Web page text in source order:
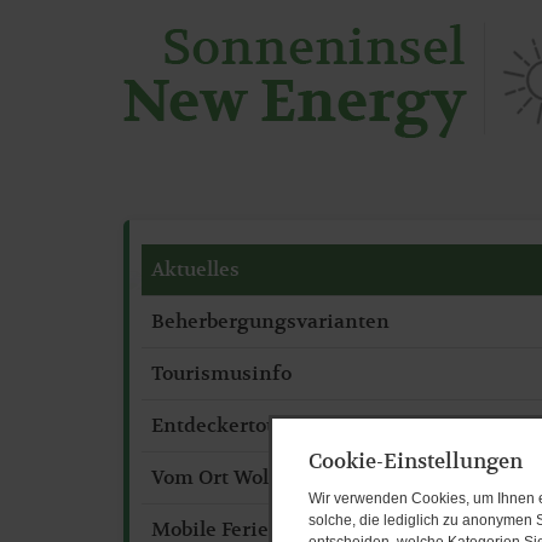
Cookie-Einstellungen
Wir verwenden Cookies, um
solche, die lediglich zu anonymen
Aktuelles
Beherbergungsvarianten
Tourismusinfo
Entdeckertour verschwundende Heimat
Vom Ort Wolkenberg zur Weinberg-GmbH
Mobile Ferienhäuser & Hausboote